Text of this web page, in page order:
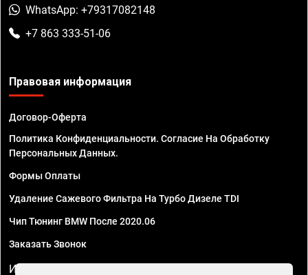
WhatsApp: +79317082148
+7 863 333-51-06
Правовая информация
Договор-Оферта
Политика Конфиденциальности. Согласие На Обработку
Персональных Данных.
Формы Оплаты
Удаление Сажевого Фильтра На Турбо Дизеле TDI
Чип Тюнинг BMW После 2020.06
Заказать Звонок
ИП Смирнов Георгий Павлович. ИНН 781302555843,